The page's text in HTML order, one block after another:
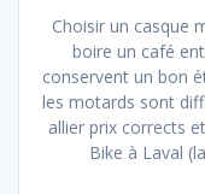
Choisir un casque
boire un café
conservent un bon
les motards sont
allier prix corrects
Bike à Laval